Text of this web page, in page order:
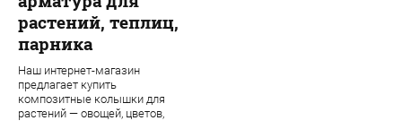
растений, теплиц,
парника
Наш интернет-магазин
предлагает купить
композитные колышки для
растений — овощей, цветов,